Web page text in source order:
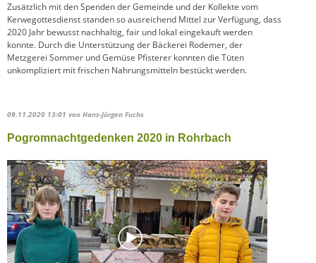
Zusätzlich mit den Spenden der Gemeinde und der Kollekte vom
Kerwegottesdienst standen so ausreichend Mittel zur Verfügung, dass
2020 Jahr bewusst nachhaltig, fair und lokal eingekauft werden
konnte. Durch die Unterstützung der Bäckerei Rodemer, der
Metzgerei Sommer und Gemüse Pfisterer konnten die Tüten
unkompliziert mit frischen Nahrungsmitteln bestückt werden.
09.11.2020 13:01 von Hans-Jürgen Fuchs
Pogromnachtgedenken 2020 in Rohrbach